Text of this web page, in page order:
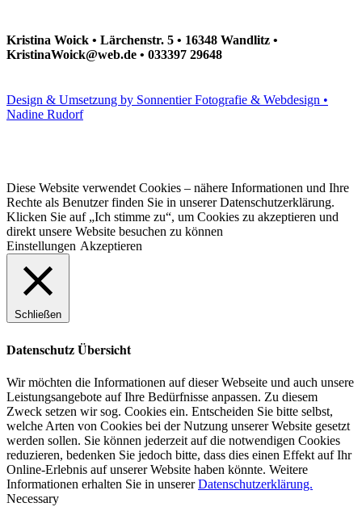
Kristina Woick • Lärchenstr. 5 • 16348 Wandlitz •
KristinaWoick@web.de • 033397 29648
Design & Umsetzung by Sonnentier Fotografie & Webdesign •
Nadine Rudorf
Diese Website verwendet Cookies – nähere Informationen und Ihre
Rechte als Benutzer finden Sie in unserer Datenschutzerklärung.
Klicken Sie auf „Ich stimme zu“, um Cookies zu akzeptieren und
direkt unsere Website besuchen zu können
Einstellungen Akzeptieren
Schließen
Datenschutz Übersicht
Wir möchten die Informationen auf dieser Webseite und auch unsere
Leistungsangebote auf Ihre Bedürfnisse anpassen. Zu diesem
Zweck setzen wir sog. Cookies ein. Entscheiden Sie bitte selbst,
welche Arten von Cookies bei der Nutzung unserer Website gesetzt
werden sollen. Sie können jederzeit auf die notwendigen Cookies
reduzieren, bedenken Sie jedoch bitte, dass dies einen Effekt auf Ihr
Online-Erlebnis auf unserer Website haben könnte. Weitere
Informationen erhalten Sie in unsererDatenschutzerklärung.
Necessary